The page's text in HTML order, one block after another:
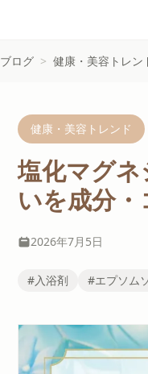
ブログ > 健康・美容トレン
健康・美容トレンド
塩化マグ
いを成分
2026年7月5日
#入浴剤 #エプソム